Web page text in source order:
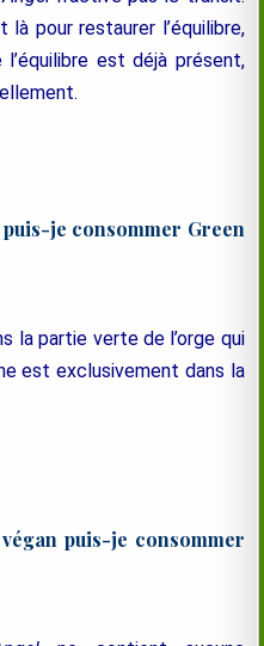
là pour restaurer l’équilibre,
est déjà présent,
je consommer Green
la partie verte de l’orge qui
est exclusivement dans la
puis-je consommer